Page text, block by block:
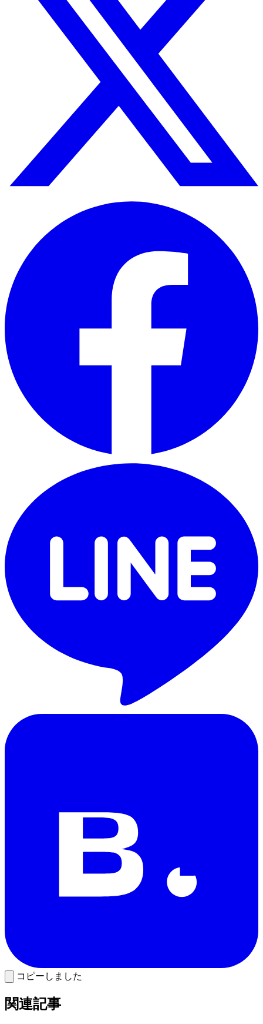
コピーしました
関連記事